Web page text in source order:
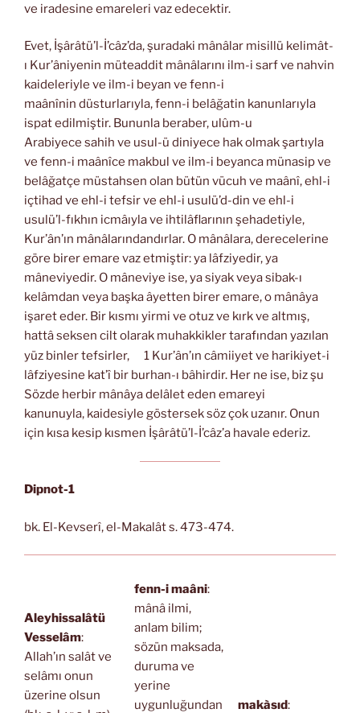
ve iradesine emareleri vaz edecektir.
Evet, İşârâtü’l-İ’câz’da, şuradaki mânâlar misillü kelimât-
ı Kur’âniyenin müteaddit mânâlarını ilm-i sarf ve nahvin
kaideleriyle ve ilm-i beyan ve fenn-i
maânînin düsturlarıyla, fenn-i belâğatin kanunlarıyla
ispat edilmiştir. Bununla beraber, ulûm-u
Arabiyece sahih ve usul-ü diniyece hak olmak şartıyla
ve fenn-i maânîce makbul ve ilm-i beyanca münasip ve
belâğatçe müstahsen olan bütün vücuh ve maânî, ehl-i
içtihad ve ehl-i tefsir ve ehl-i usulü’d-din ve ehl-i
usulü’l-fıkhın icmâıyla ve ihtilâflarının şehadetiyle,
Kur’ân’ın mânâlarındandırlar. O mânâlara, derecelerine
göre birer emare vaz etmiştir: ya lâfziyedir, ya
mâneviyedir. O mâneviye ise, ya siyak veya sibak-ı
kelâmdan veya başka âyetten birer emare, o mânâya
işaret eder. Bir kısmı yirmi ve otuz ve kırk ve altmış,
hattâ seksen cilt olarak muhakkikler tarafından yazılan
yüz binler tefsirler,
1 Kur’ân’ın câmiiyet ve harikiyet-i
lâfziyesine kat’î bir burhan-ı bâhirdir. Her ne ise, biz şu
Sözde herbir mânâya delâlet eden emareyi
kanunuyla, kaidesiyle göstersek söz çok uzanır. Onun
için kısa kesip kısmen İşârâtü’l-İ’câz’a havale ederiz.
Dipnot-1
bk. El-Kevserî, el-Makalât s. 473-474.
Aleyhissalâtü
Vesselâm:
Allah’ın salât ve
selâmı onun
üzerine olsun
fenn-i maâni:
mânâ ilmi,
anlam bilim;
sözün maksada,
duruma ve
yerine
uygunluğundan
makàsıd: